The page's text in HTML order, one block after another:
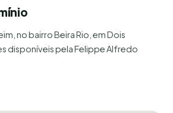
no bairro Beira Rio, em Dois
disponíveis pela Felippe Alfredo